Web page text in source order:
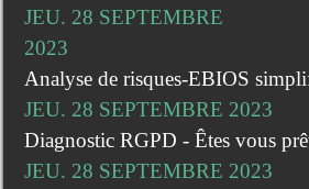
JEU. 28 SEPTEMBRE
2023
Analyse de risques-EBIOS
JEU. 28 SEPTEMBRE 2023
Diagnostic RGPD - Êtes vous
JEU. 28 SEPTEMBRE 2023